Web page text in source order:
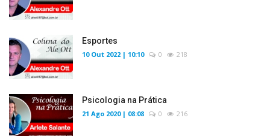
Esportes
10 Out 2022 | 10:10 0 218
Psicologia na Prática
21 Ago 2020 | 08:08 0 216